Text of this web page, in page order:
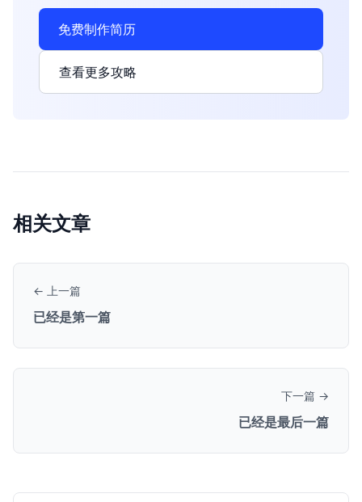
免费制作简历
查看更多攻略
相关文章
← 上一篇
已经是第一篇
下一篇 →
已经是最后一篇